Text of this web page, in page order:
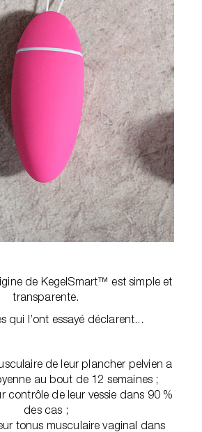
de KegelSmart™ est simple et
transparente.
qui l’ont essayé déclarent...
de leur plancher pelvien a
au bout de 12 semaines ;
contrôle de leur vessie dans 90 %
des cas ;
tonus musculaire vaginal dans